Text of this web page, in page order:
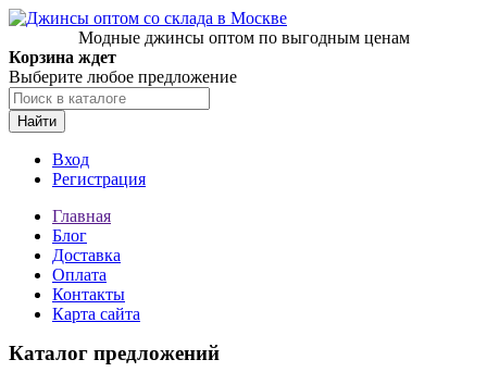
Модные джинсы оптом по выгодным ценам
Корзина ждет
Выберите любое предложение
Найти
Вход
Регистрация
Главная
Блог
Доставка
Оплата
Контакты
Карта сайта
Каталог предложений